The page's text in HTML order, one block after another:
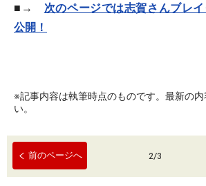
■→ 次のページでは志賀さんブレ
公開！
※記事内容は執筆時点のものです。最新の内
い。
前のページへ 2/3